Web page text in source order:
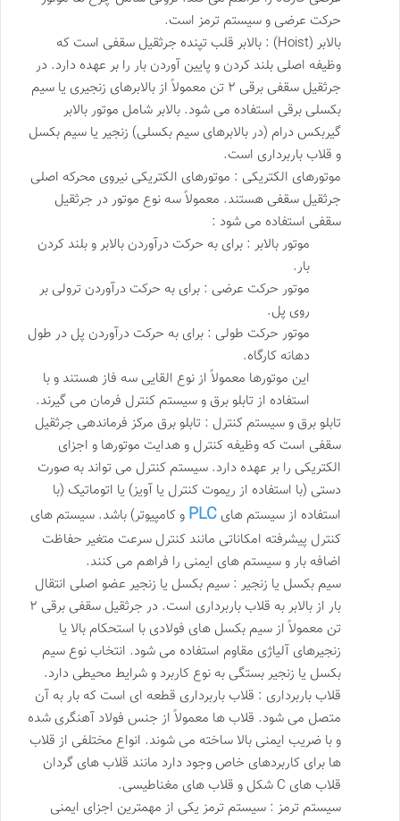
حرکت عرضی و سیستم ترمز است.
بالابر (Hoist) : بالابر قلب تپنده جرثقیل سقفی است که
وظیفه اصلی بلند کردن و پایین آوردن بار را بر عهده دارد. در
جرثقیل سقفی برقی ۲ تن معمولاً از بالابرهای زنجیری یا سیم
بکسلی برقی استفاده می شود. بالابر شامل موتور بالابر
گیربکس درام (در بالابرهای سیم بکسلی) زنجیر یا سیم بکسل
و قلاب باربرداری است.
موتورهای الکتریکی : موتورهای الکتریکی نیروی محرکه اصلی
جرثقیل سقفی هستند. معمولاً سه نوع موتور در جرثقیل
سقفی استفاده می شود :
موتور بالابر : برای به حرکت درآوردن بالابر و بلند کردن
بار.
موتور حرکت عرضی : برای به حرکت درآوردن ترولی بر
روی پل.
موتور حرکت طولی : برای به حرکت درآوردن پل در طول
دهانه کارگاه.
این موتورها معمولاً از نوع القایی سه فاز هستند و با
استفاده از تابلو برق و سیستم کنترل فرمان می گیرند.
تابلو برق و سیستم کنترل : تابلو برق مرکز فرماندهی جرثقیل
سقفی است که وظیفه کنترل و هدایت موتورها و اجزای
الکتریکی را بر عهده دارد. سیستم کنترل می تواند به صورت
دستی (با استفاده از ریموت کنترل یا آویز) یا اتوماتیک (با
استفاده از سیستم های PLC و کامپیوتر) باشد. سیستم های
کنترل پیشرفته امکاناتی مانند کنترل سرعت متغیر حفاظت
اضافه بار و سیستم های ایمنی را فراهم می کنند.
سیم بکسل یا زنجیر : سیم بکسل یا زنجیر عضو اصلی انتقال
بار از بالابر به قلاب باربرداری است. در جرثقیل سقفی برقی ۲
تن معمولاً از سیم بکسل های فولادی با استحکام بالا یا
زنجیرهای آلیاژی مقاوم استفاده می شود. انتخاب نوع سیم
بکسل یا زنجیر بستگی به نوع کاربرد و شرایط محیطی دارد.
قلاب باربرداری : قلاب باربرداری قطعه ای است که بار به آن
متصل می شود. قلاب ها معمولاً از جنس فولاد آهنگری شده
و با ضریب ایمنی بالا ساخته می شوند. انواع مختلفی از قلاب
ها برای کاربردهای خاص وجود دارد مانند قلاب های گردان
قلاب های C شکل و قلاب های مغناطیسی.
سیستم ترمز : سیستم ترمز یکی از مهمترین اجزای ایمنی